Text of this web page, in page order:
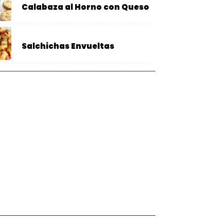
Calabaza al Horno con Queso
Salchichas Envueltas